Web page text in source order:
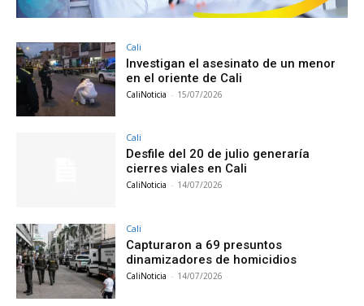
Cali
Investigan el asesinato de un menor
en el oriente de Cali
CaliNoticia - 15/07/2026
Cali
Desfile del 20 de julio generaría
cierres viales en Cali
CaliNoticia - 14/07/2026
Cali
Capturaron a 69 presuntos
dinamizadores de homicidios
CaliNoticia - 14/07/2026